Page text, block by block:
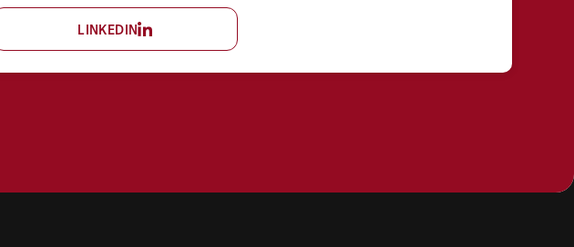
LINKEDIN